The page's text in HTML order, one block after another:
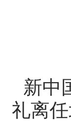
新中
礼离